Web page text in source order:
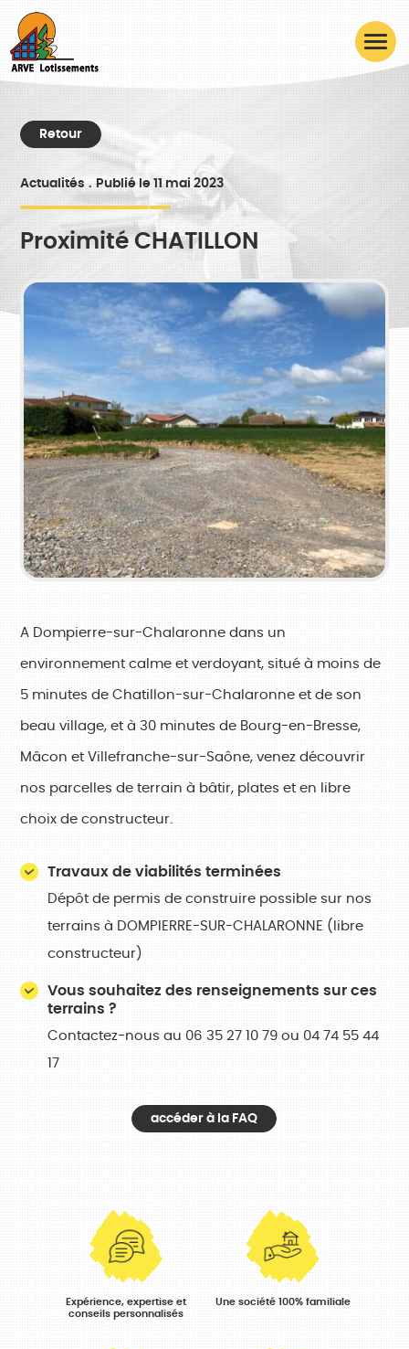
Retour
Actualités Publié le 11 mai 2023
Proximité CHATILLON
A Dompierre-sur-Chalaronne dans un
environnement calme et verdoyant, situé à moins de
5 minutes de Chatillon-sur-Chalaronne et de son
beau village, et à 30 minutes de Bourg-en-Bresse,
Mâcon et Villefranche-sur-Saône, venez découvrir
nos parcelles de terrain à bâtir, plates et en libre
choix de constructeur.
Travaux de viabilités terminées
Dépôt de permis de construire possible sur nos
terrains à DOMPIERRE-SUR-CHALARONNE (libre
constructeur)
Vous souhaitez des renseignements sur ces
terrains ?
Contactez-nous au 06 35 27 10 79 ou 04 74 55 44
17
accéder à la FAQ
Expérience, expertise et
conseils personnalisés
Une société 100% familiale